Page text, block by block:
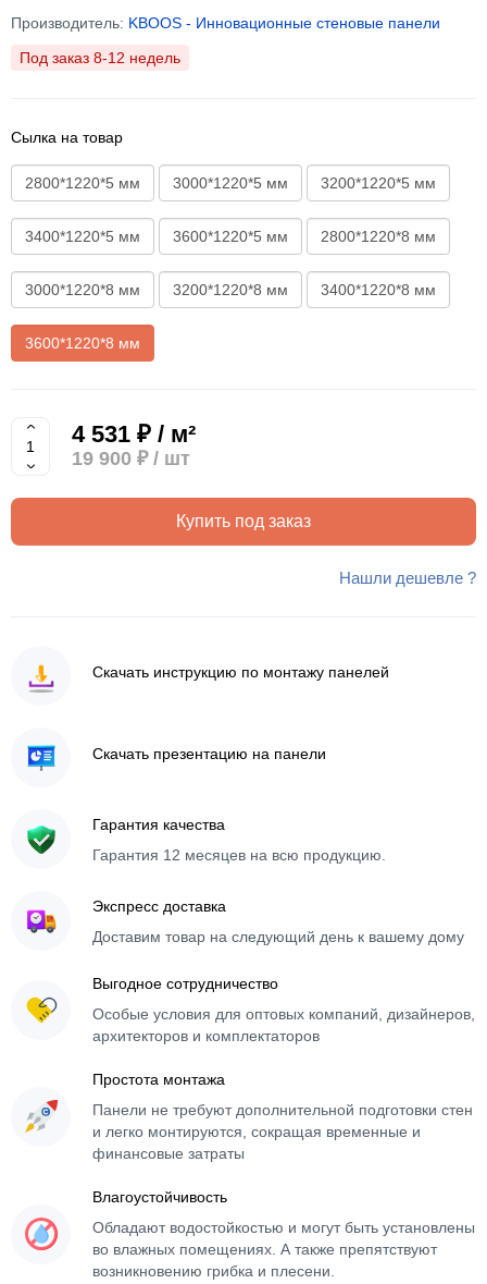
Производитель: KBOOS - Инновационные стеновые панели
Под заказ 8-12 недель
Сылка на товар
2800*1220*5 мм 3000*1220*5 мм 3200*1220*5 мм
3400*1220*5 мм 3600*1220*5 мм 2800*1220*8 мм
3000*1220*8 мм 3200*1220*8 мм 3400*1220*8 мм
3600*1220*8 мм
4 531 ₽ / м²
19 900 ₽/ шт
Купить под заказ
Нашли дешевле ?
Скачать инструкцию по монтажу панелей
Скачать презентацию на панели
Гарантия качества
Гарантия 12 месяцев на всю продукцию.
Экспресс доставка
Доставим товар на следующий день к вашему дому
Выгодное сотрудничество
Особые условия для оптовых компаний, дизайнеров,
архитекторов и комплектаторов
Простота монтажа
Панели не требуют дополнительной подготовки стен
и легко монтируются, сокращая временные и
финансовые затраты
Влагоустойчивость
Обладают водостойкостью и могут быть установлены
во влажных помещениях. А также препятствуют
возникновению грибка и плесени.